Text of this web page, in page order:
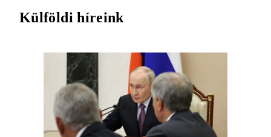
Külföldi híreink